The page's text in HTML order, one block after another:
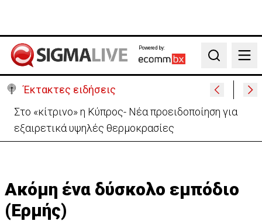
Powered by:
Search
Έκτακτες ειδήσεις
Στο «κίτρινο» η Κύπρος- Νέα προειδοποίηση για
εξαιρετικά υψηλές θερμοκρασίες
Ακόμη ένα δύσκολο εμπόδιο
(Ερμής)